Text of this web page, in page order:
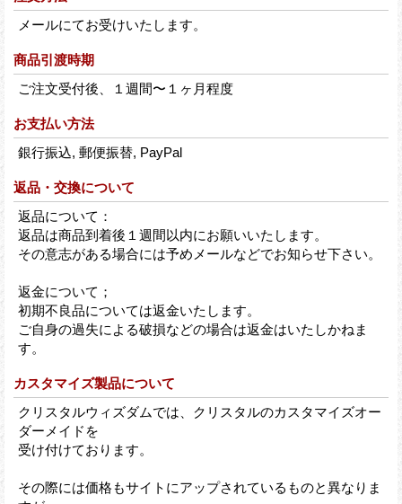
メールにてお受けいたします。
商品引渡時期
ご注文受付後、１週間〜１ヶ月程度
お支払い方法
銀行振込, 郵便振替, PayPal
返品・交換について
返品について：
返品は商品到着後１週間以内にお願いいたします。
その意志がある場合には予めメールなどでお知らせ下さい。
返金について；
初期不良品については返金いたします。
ご自身の過失による破損などの場合は返金はいたしかねま
す。
カスタマイズ製品について
クリスタルウィズダムでは、クリスタルのカスタマイズオー
ダーメイドを
受け付けております。
その際には価格もサイトにアップされているものと異なりま